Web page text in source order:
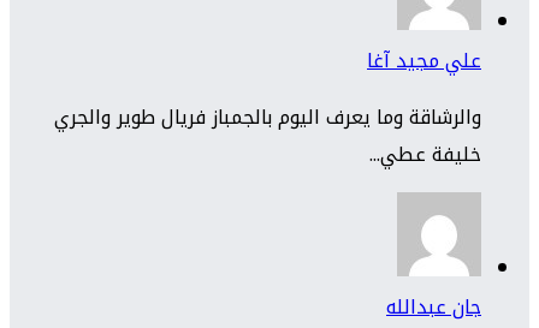
علي مجيد آغا
والرشاقة وما يعرف اليوم بالجمباز فريال طوير والجري
خليفة عطي...
جان عبدالله